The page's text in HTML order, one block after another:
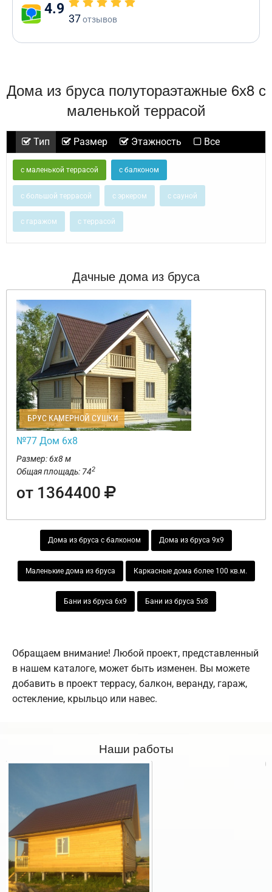
4.9
37отзывов
Дома из бруса полутораэтажные 6х8 с
маленькой террасой
Тип Размер Этажность Все
с маленькой террасой с балконом
с большой террасой с эркером с сауной
с гаражом с террасой
Дачные дома из бруса
БРУС КАМЕРНОЙ СУШКИ
№77 Дом 6х8
Размер: 6х8 м
Общая площадь: 742
от 1364400
Дома из бруса с балконом Дома из бруса 9х9
Маленькие дома из бруса Каркасные дома более 100 кв.м.
Бани из бруса 6х9 Бани из бруса 5х8
Обращаем внимание! Любой проект, представленный
в нашем каталоге, может быть изменен. Вы можете
добавить в проект террасу, балкон, веранду, гараж,
остекление, крыльцо или навес.
Наши работы